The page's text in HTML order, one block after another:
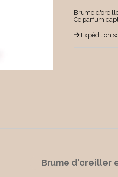
Brume
Ce parfum
Expédition
Brume d'oreiller